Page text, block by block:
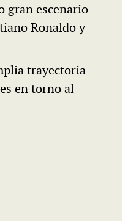
gran escenario
Ronaldo y
trayectoria
en torno al